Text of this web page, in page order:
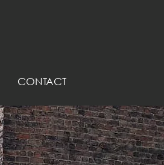
CONTACT